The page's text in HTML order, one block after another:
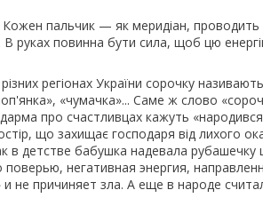
пальчик — як меридіан, проводить
руках повинна бути сила, щоб цю
регіонах України сорочку
«чумачка»... Саме ж слово
про счастливцах кажуть
що захищає господаря від лихого
в детстве бабушка надевала
негативная энергия,
не причиняет зла. А еще в народе